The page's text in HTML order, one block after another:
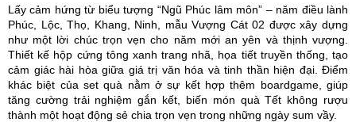
Lấy cảm hứng từ biểu tượng “Ngũ Phúc lâm môn” – năm điều lành
Phúc, Lộc, Thọ, Khang, Ninh, mẫu Vượng Cát 02 được xây dựng
như một lời chúc trọn vẹn cho năm mới an yên và thịnh vượng.
Thiết kế hộp cứng tông xanh trang nhã, họa tiết truyền thống, tạo
cảm giác hài hòa giữa giá trị văn hóa và tinh thần hiện đại. Điểm
khác biệt của set quà nằm ở sự kết hợp thêm boardgame, giúp
tăng cường trải nghiệm gắn kết, biến món quà Tết không rượu
thành một hoạt động sẻ chia trọn vẹn trong những ngày sum vầy.